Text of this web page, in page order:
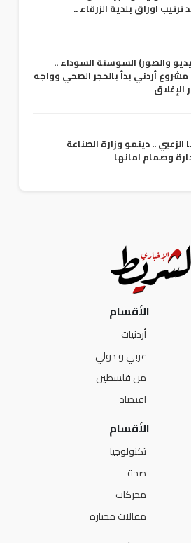
ترتيب اوراق بلدية الزرقاء ..
والصور) السوسنة السوداء ..
أردني بدأ بالحجر الصحي وواجه
الإغلاق
الزعبي .. دينمو وزارة الصناعة
وصمام امانها
الأقسام
أردنيات
عربي و دولي
من فلسطين
اقتصاد
الأقسام
تكنولوجيا
صحة
محركات
مقالات مختارة